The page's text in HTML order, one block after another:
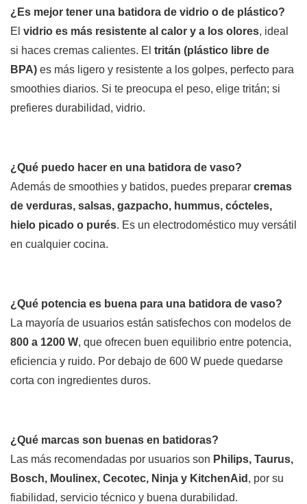
¿Es mejor tener una batidora de vidrio o de plástico?
El vidrio es más resistente al calor y a los olores, ideal
si haces cremas calientes. El tritán (plástico libre de
BPA) es más ligero y resistente a los golpes, perfecto para
smoothies diarios. Si te preocupa el peso, elige tritán; si
prefieres durabilidad, vidrio.
¿Qué puedo hacer en una batidora de vaso?
Además de smoothies y batidos, puedes preparar cremas
de verduras, salsas, gazpacho, hummus, cócteles,
hielo picado o purés. Es un electrodoméstico muy versátil
en cualquier cocina.
¿Qué potencia es buena para una batidora de vaso?
La mayoría de usuarios están satisfechos con modelos de
800 a 1200 W, que ofrecen buen equilibrio entre potencia,
eficiencia y ruido. Por debajo de 600 W puede quedarse
corta con ingredientes duros.
¿Qué marcas son buenas en batidoras?
Las más recomendadas por usuarios son Philips, Taurus,
Bosch, Moulinex, Cecotec, Ninja y KitchenAid , por su
fiabilidad, servicio técnico y buena durabilidad.